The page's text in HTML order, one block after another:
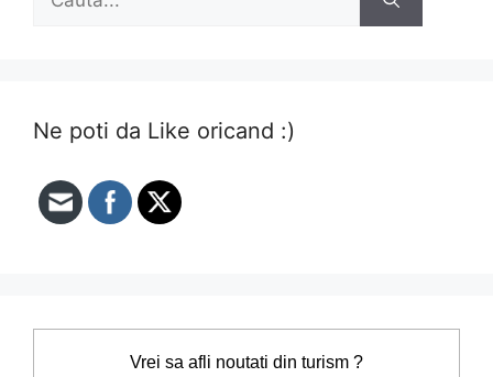
după:
Ne poti da Like oricand :)
Vrei sa afli noutati din turism ?